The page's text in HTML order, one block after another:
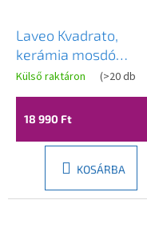
Laveo Kvadrato,
kerámia mosdó
355x210x130 mm,
fényes fehér, LAV-
VUK_6135
Külső raktáron (>20 db
18 990 Ft
KOSÁRBA